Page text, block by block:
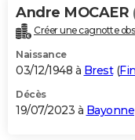
Andre MOCAER
Créer une cagnotte
Naissance
03/12/1948 à Brest(
Décès
19/07/2023 à Bayonne